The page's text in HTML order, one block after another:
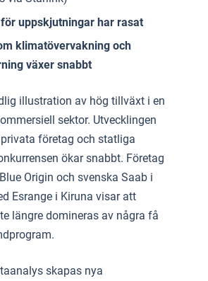
uppskjutningar har rasat
klimatövervakning och
växer snabbt
illustration av hög tillväxt i en
sektor. Utvecklingen
företag och statliga
ökar snabbt. Företag
Origin och svenska Saab i
Esrange i Kiruna visar att
längre domineras av några få
skapas nya